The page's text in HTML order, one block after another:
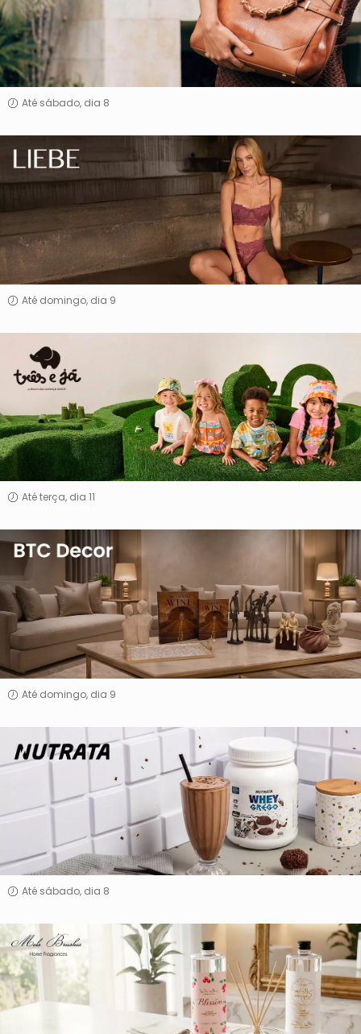
Até sábado, dia 8
Liebe
Até domingo, dia 9
Até terça, dia 11
BTC
Decor
Até domingo, dia 9
Nutrata
Até sábado, dia 8
Mels
Brushes